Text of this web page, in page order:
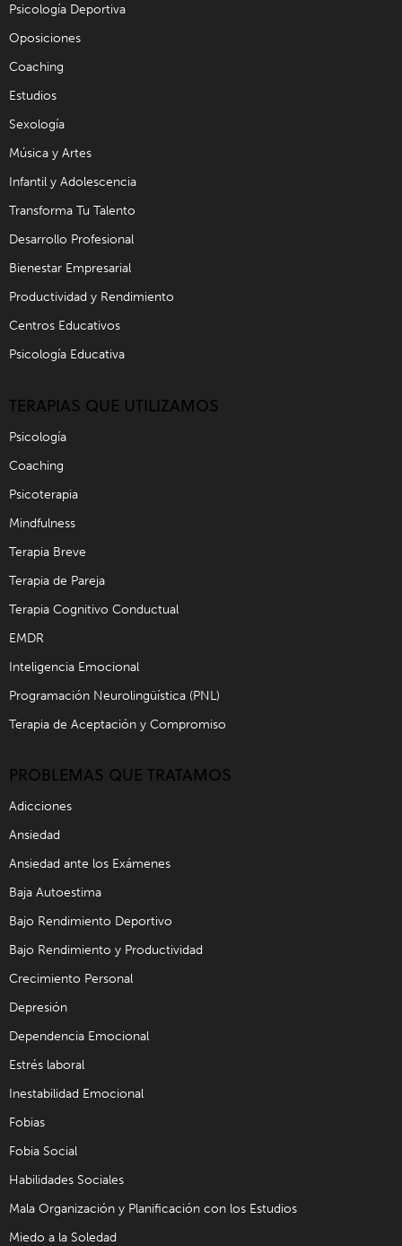
Psicología Deportiva
Oposiciones
Coaching
Estudios
Sexología
Música y Artes
Infantil y Adolescencia
Transforma Tu Talento
Desarrollo Profesional
Bienestar Empresarial
Productividad y Rendimiento
Centros Educativos
Psicología Educativa
TERAPIAS QUE UTILIZAMOS
Psicología
Coaching
Psicoterapia
Mindfulness
Terapia Breve
Terapia de Pareja
Terapia Cognitivo Conductual
EMDR
Inteligencia Emocional
Programación Neurolingüística (PNL)
Terapia de Aceptación y Compromiso
PROBLEMAS QUE TRATAMOS
Adicciones
Ansiedad
Ansiedad ante los Exámenes
Baja Autoestima
Bajo Rendimiento Deportivo
Bajo Rendimiento y Productividad
Crecimiento Personal
Depresión
Dependencia Emocional
Estrés laboral
Inestabilidad Emocional
Fobias
Fobia Social
Habilidades Sociales
Mala Organización y Planificación con los Estudios
Miedo a la Soledad